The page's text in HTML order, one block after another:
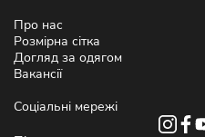
жіночу жилетку?
Вибір модного та стильного
важливим завданням, адже
не тільки бути теплою, а й
фігури, доповнювати
Про нас
Розмірна сітка
Догляд за одягом
Вакансії
Соціальні мережі